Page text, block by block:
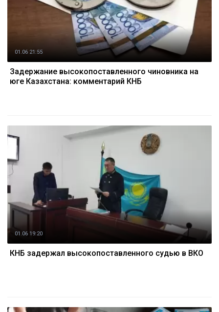
01.06 21:55
Задержание высокопоставленного чиновника на
юге Казахстана: комментарий КНБ
01.06 19:20
КНБ задержал высокопоставленного судью в ВКО